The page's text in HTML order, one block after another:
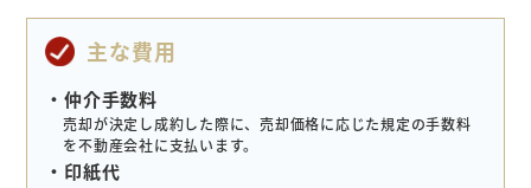
主な費用
・仲介手数料
売却が決定し成約した際に、売却価格に応じた規定の手数料
を不動産会社に支払います。
・印紙代